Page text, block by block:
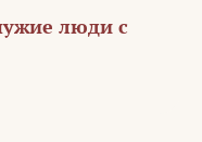
люди с